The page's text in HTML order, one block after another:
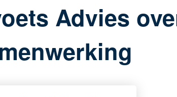
Advies